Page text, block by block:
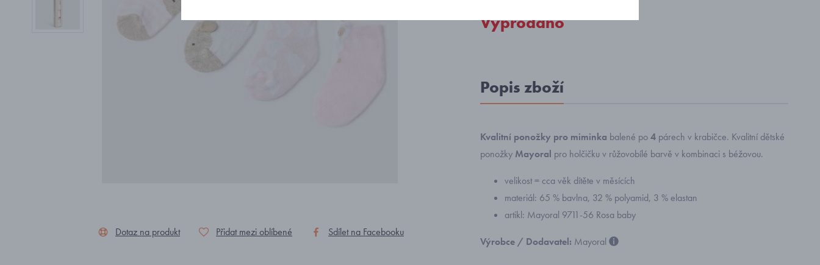
Dotaz na produkt Přidat mezi oblíbené Sdílet na Facebooku
Vyprodáno
Popis zboží
Kvalitní ponožky pro miminka balené po4 párech v krabičce. Kvalitní dětské
ponožky Mayoral pro holčičku v růžovobílé barvě v kombinaci s béžovou.
velikost = cca věk dítěte v měsících
materiál: 65 % bavlna, 32 % polyamid, 3 % elastan
artikl: Mayoral 9711-56 Rosa baby
Výrobce / Dodavatel: Mayoral